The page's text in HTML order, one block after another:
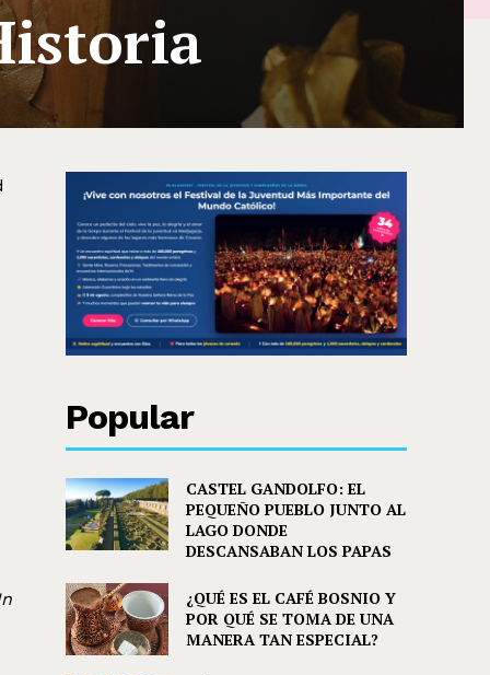
Popular
CASTEL GANDOLFO: EL
PEQUEÑO PUEBLO JUNTO AL
LAGO DONDE
DESCANSABAN LOS PAPAS
¿QUÉ ES EL CAFÉ BOSNIO Y
POR QUÉ SE TOMA DE UNA
MANERA TAN ESPECIAL?